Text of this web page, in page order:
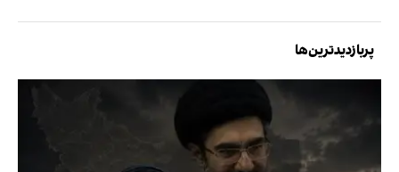
پربازدیدترین‌ها